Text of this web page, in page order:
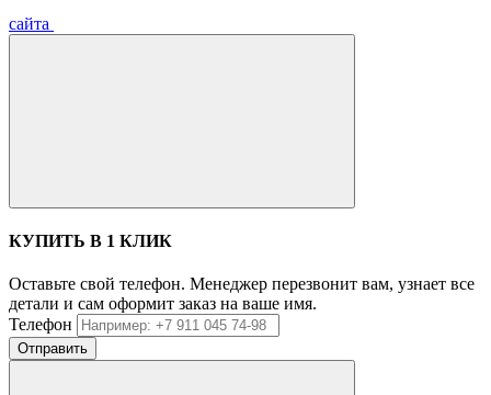
сайта
КУПИТЬ В 1 КЛИК
Оставьте свой телефон. Менеджер перезвонит вам, узнает все
детали и сам оформит заказ на ваше имя.
Телефон
Отправить